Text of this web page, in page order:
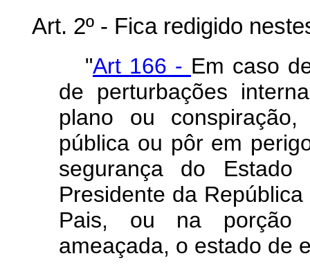
Art. 2º - Fica redigido
"Art 166 - Em caso
de perturbações
plano ou
pública ou pôr em
segurança do
Presidente da
Pais, ou na porção
ameaçada, o estado de